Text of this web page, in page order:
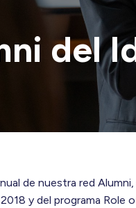
del
de nuestra red
y del programa Role